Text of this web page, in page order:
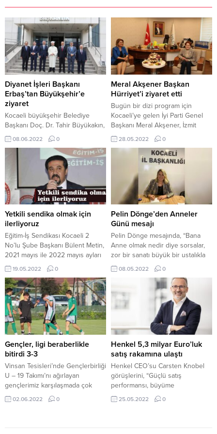
Diyanet İşleri Başkanı
Erbaş’tan Büyükşehir’e
ziyaret
Kocaeli büyükşehir Belediye
Başkanı Doç. Dr. Tahir Büyükakın,
Diyanet İşleri Başkanı Ali Erbaş’ı
konuk etti. Kocaeli Valisi Seddar
Yavuz’un da hazır bulunduğu
ziyarette Başkan Büyükakın,
Kocaeli’ne verdiği değer
nedeniyle Erbaş’a teşekkür etti.
Büyükşehir’in düzenlediği 2.
Uluslararası İslam Kültür ve
Medeniyet Sempozyumu’na
katılmak için Kocaeli’ye gelen
Diyanet İşleri Başkanı Erbaş,
Kocaeli’de...
08.06.2022 0
Meral Akşener Başkan
Hürriyet’i ziyaret etti
Bugün bir dizi program için
Kocaeli’ye gelen İyi Parti Genel
Başkanı Meral Akşener, İzmit
Belediye Başkanı Av. Fatma
Kaplan Hürriyet’i de makamında
ziyaret etti. Öğle saatlerinde
Kocaeli’ye gelişinde Çayırova
gişelerde Akşener’i karşılayan
Başkan Hürriyet, programlar
sonrası kendisini ziyarete gelen
İyi Parti Genel Başkanı Meral
Akşener’i belediye binası önünde
toplanan coşkulu...
28.05.2022 0
Yetkili sendika olmak için
ilerliyoruz
Eğitim-İş Sendikası Kocaeli 2
No’lu Şube Başkanı Bülent Metin,
2021 mayıs ile 2022 mayıs ayları
arasındaki bir yıllık süreçte en
hızlı büyüyen sendika olduklarını
belirtip emeği geçen tüm yönetici
ve üyelerine teşekkür etti.ÜÇ
İLÇEDE EN FAZLA BÜYÜYEN
SENDİKA OLDUKEğitim-İş Kocaeli
2 No’lu Şube’nin yetki bölgesinde
bulunan dört ilçeden üçünde;
Gebze,...
19.05.2022 0
Pelin Dönge’den Anneler
Günü mesajı
Pelin Dönge mesajında, “Bana
Anne olmak nedir diye sorsalar,
zor bir sanatı büyük bir ustalıkla
icra eden sanatçıdır derim.
Annelik yaşamın tüm zorluklarına
karşı güçlü durmayı gerektiren
ağır bir işçiliktir, emektir, özveridir.
Dünyaya bir can getirmek bir
mucizeyi gerçekleştirmek ve o
mucizeye tarifi olmayan bir
sevgiyle bağlanmak onu canı
pahasına...
08.05.2022 0
Gençler, ligi beraberlikle
bitirdi 3-3
Vinsan Tesisleri’nde Gençlerbirliği
U – 19 Takımı’nı ağırlayan
gençlerimiz karşılaşmada çok
çaba sarf etti ancak galibiyet
alamadı. Karşılaşmanın ilk
02.06.2022 0
Henkel 5,3 milyar Euro’luk
satış rakamına ulaştı
Henkel CEO’su Carsten Knobel
görüşlerini, “Güçlü satış
performansı, büyüme
gündemimizin yanı sıra, dünya
genelindeki çalışanlarımızın
25.05.2022 0